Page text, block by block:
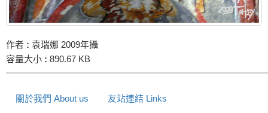
作者 : 袁瑞娜 2009年攝
容量大小 : 890.67 KB
關於我們 About us 友站連結 Links